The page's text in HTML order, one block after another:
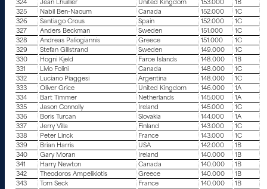
324 Jean Lhuillier United Kingdom 153.000
1B
325
Nabil Ben-Naoum Canada 152.000
1C
326
Santiago Crous Spain 152.000
1C
327
Anders Beckman Sweden 151.000
1C
328
Andreas Paliogiannis Greece 151.000
1C
329
Stefan Gillstrand Sweden 149.000
1C
330
Hogni Kjeld Faroe Islands 148.000
1B
331
Livio Folini Canada 148.000
1C
332
Luciano Piaggesi Argentina 148.000
1C
333
Oliver Grice United Kingdom 146.000
1A
334
Bart Timmer Netherlands 145.000
1A
335
Jason Connolly Ireland 145.000
1C
336
Boris Turcan Slovakia 144.000
1A
337
Jerry Villa Finland 143.000
1C
338
Peter Linck France 143.000
1C
339
Brian Harris USA 142.000
1B
340
Gary Moran Ireland 140.000
1B
341
Harry Newton Canada 140.000
1B
342
Theodoros Ampelikiotis Greece 140.000
1B
343
Tom Seck France 140.000
1B